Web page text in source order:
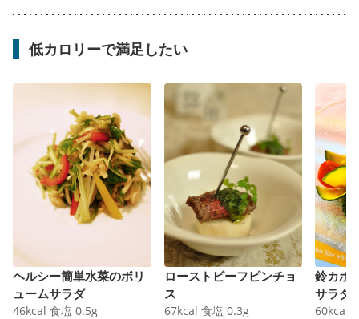
低カロリーで満足したい
ヘルシー簡単水菜のボリ
ュームサラダ
46kcal 食塩 0.5g
ローストビーフピンチョ
ス
67kcal 食塩 0.3g
鈴カボ
サラダ
60kcal